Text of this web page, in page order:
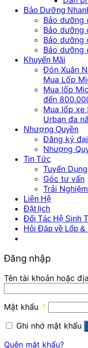
Bảo Dưỡng
Bảo dưỡng
Bảo dưỡng
Bảo dưỡng
Bảo dưỡng
Khuyến Mãi
Đón Xuân
Mua Lốp
Mua lốp
đến
Mua lốp xe
Urban đa
Nhượng Quyền
Đăng ký
Nhượng
Tin Tức
Tuyển Dụng
Góc tư vấn
Trải
Liên Hệ
Đặt lịch
Đối Tác Hệ Sinh
Hỏi Đáp về Lốp &
Đăng nhập
Tên tài khoản hoặc
Mật khẩu *
Ghi nhớ mật khẩu
Quên mật khẩu?